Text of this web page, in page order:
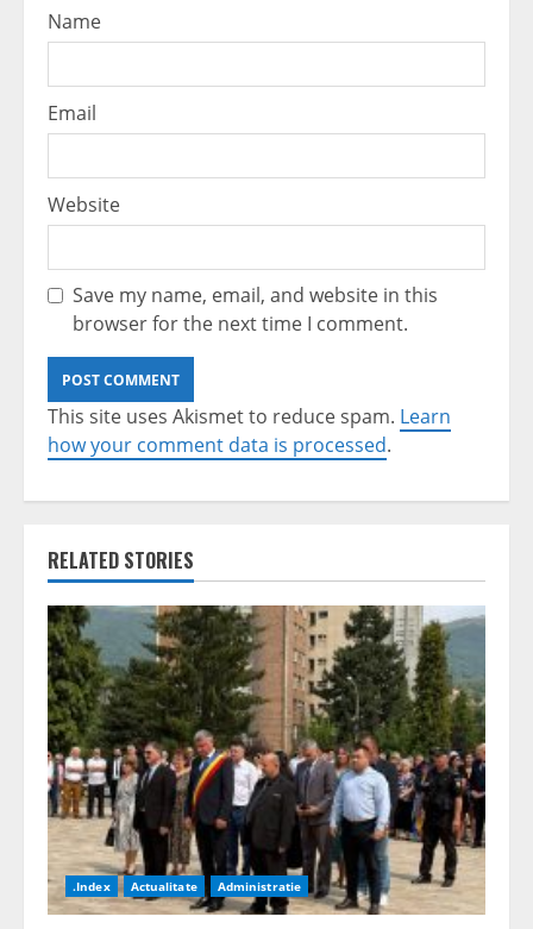
Name
Email
Website
Save my name, email, and website in this
browser for the next time I comment.
This site uses Akismet to reduce spam. Learn
how your comment data is processed.
RELATED STORIES
.Index Actualitate Administratie